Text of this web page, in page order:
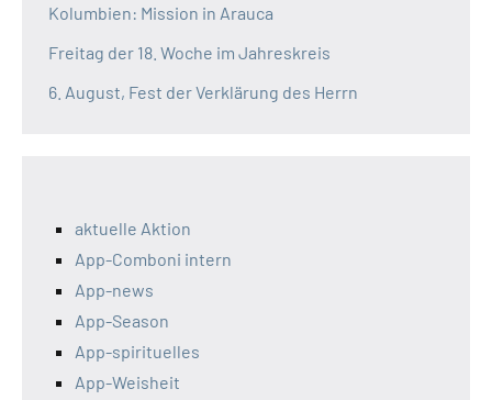
Kolumbien: Mission in Arauca
Freitag der 18. Woche im Jahreskreis
6. August, Fest der Verklärung des Herrn
aktuelle Aktion
App-Comboni intern
App-news
App-Season
App-spirituelles
App-Weisheit